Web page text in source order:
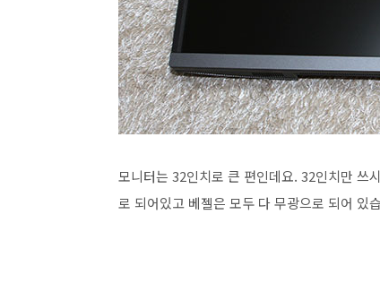
모니터는 32인치로 큰 편인데요. 32인치만 쓰
로 되어있고 베젤은 모두 다 무광으로 되어 있